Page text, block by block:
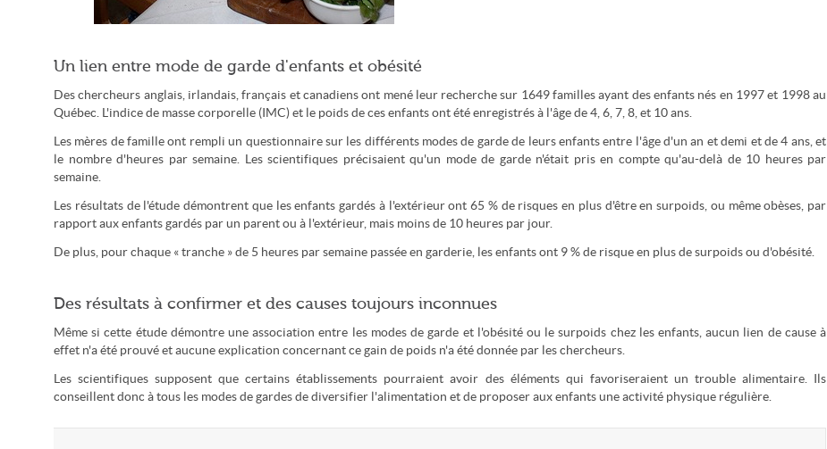
une alimentation mal-adaptée (Jim Champion/CC-by-sa)
Un lien entre mode de garde d'enfants et obésité
Des chercheurs anglais, irlandais, français et canadiens ont mené leur recherche sur 1649 familles ayant des enfants nés en 1997 et 1998 au
Québec. L'indice de masse corporelle (IMC) et le poids de ces enfants ont été enregistrés à l'âge de 4, 6, 7, 8, et 10 ans.
Les mères de famille ont rempli un questionnaire sur les différents modes de garde de leurs enfants entre l'âge d'un an et demi et de 4 ans, et
le nombre d'heures par semaine. Les scientifiques précisaient qu'un mode de garde n'était pris en compte qu'au-delà de 10 heures par
semaine.
Les résultats de l'étude démontrent que les enfants gardés à l'extérieur ont 65 % de risques en plus d'être en surpoids, ou même obèses, par
rapport aux enfants gardés par un parent ou à l'extérieur, mais moins de 10 heures par jour.
De plus, pour chaque « tranche » de 5 heures par semaine passée en garderie, les enfants ont 9 % de risque en plus de surpoids ou d'obésité.
Des résultats à confirmer et des causes toujours inconnues
Même si cette étude démontre une association entre les modes de garde et l'obésité ou le surpoids chez les enfants, aucun lien de cause à
effet n'a été prouvé et aucune explication concernant ce gain de poids n'a été donnée par les chercheurs.
Les scientifiques supposent que certains établissements pourraient avoir des éléments qui favoriseraient un trouble alimentaire. Ils
conseillent donc à tous les modes de gardes de diversifier l'alimentation et de proposer aux enfants une activité physique régulière.